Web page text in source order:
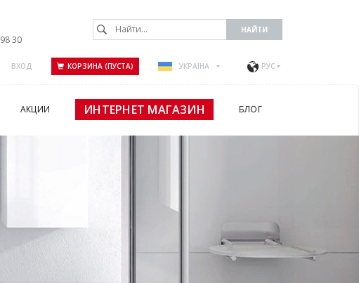
30
ВХОД КОРЗИНА (ПУСТА) УКРАЇНА РУС
АКЦИИ ИНТЕРНЕТ МАГАЗИН БЛОГ